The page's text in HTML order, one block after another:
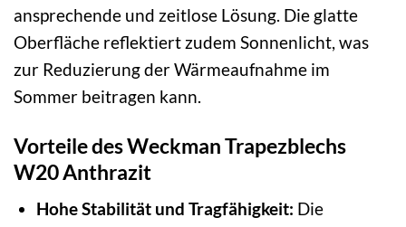
ansprechende und zeitlose Lösung. Die glatte
Oberfläche reflektiert zudem Sonnenlicht, was
zur Reduzierung der Wärmeaufnahme im
Sommer beitragen kann.
Vorteile des Weckman Trapezblechs
W20 Anthrazit
Hohe Stabilität und Tragfähigkeit: Die